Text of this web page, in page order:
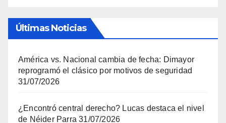
Últimas Noticias
América vs. Nacional cambia de fecha: Dimayor
reprogramó el clásico por motivos de seguridad
31/07/2026
¿Encontró central derecho? Lucas destaca el nivel
de Néider Parra 31/07/2026